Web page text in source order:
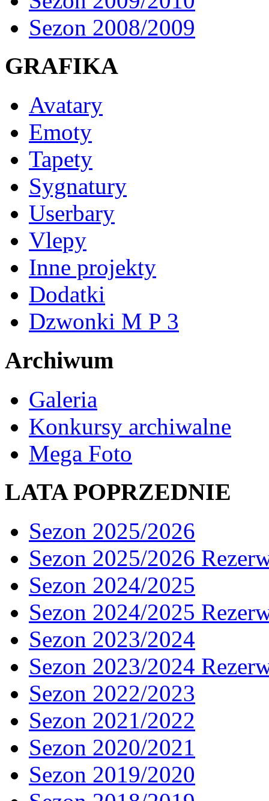
Sezon 2008/2009
GRAFIKA
Avatary
Emoty
Tapety
Sygnatury
Userbary
Vlepy
Inne projekty
Dodatki
Dzwonki M P 3
Archiwum
Galeria
Konkursy archiwalne
Mega Foto
LATA POPRZEDNIE
Sezon 2025/2026
Sezon 2025/2026
Sezon 2024/2025
Sezon 2024/2025
Sezon 2023/2024
Sezon 2023/2024
Sezon 2022/2023
Sezon 2021/2022
Sezon 2020/2021
Sezon 2019/2020